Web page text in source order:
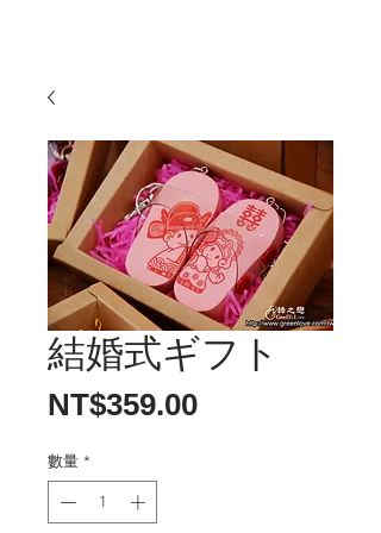
結婚式ギフト
NT$359.00價
數量 *